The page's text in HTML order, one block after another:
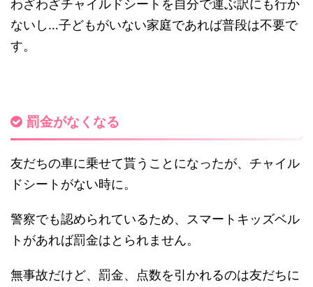
わざわざチャイルドシートを自分で運ぶ訳にも行か
ないし…子どもがいない家庭であれば普段は不要で
す。
罰金がなくなる
友だちの車に乗せて貰うことになったが、チャイル
ドシートがない時に。
警察でも認められているため、スマートキッズベル
トがあれば罰金はとられません。
無事故だけど、罰金、点数を引かれるのは友だちに